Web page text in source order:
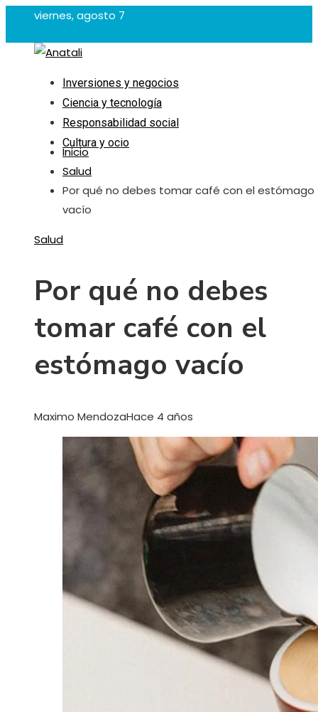
viernes, agosto 7
Inversiones y negocios
Ciencia y tecnología
Responsabilidad social
Cultura y ocio
Inicio
Salud
Por qué no debes tomar café con el estómago
vacío
Salud
Por qué no debes
tomar café con el
estómago vacío
Maximo MendozaHace 4 años